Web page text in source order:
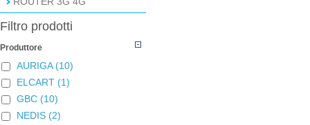
Filtro prodotti
Produttore
AURIGA (10)
ELCART (1)
GBC (10)
NEDIS (2)